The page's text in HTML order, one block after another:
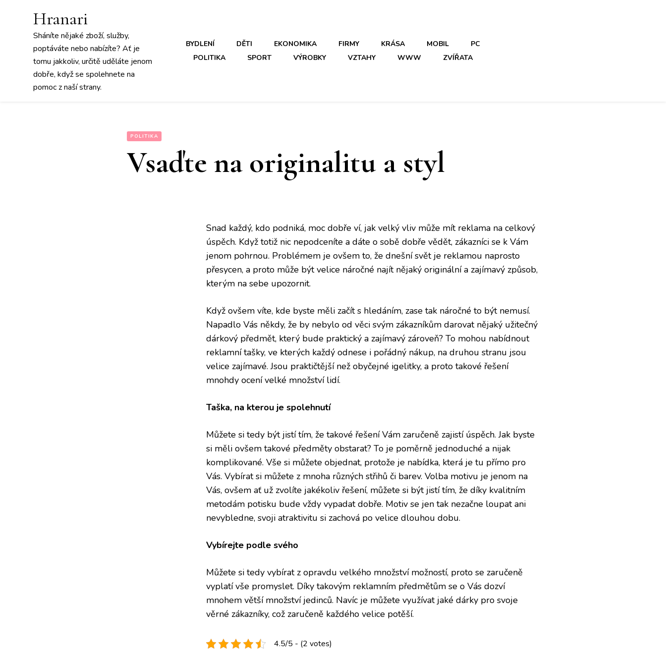
Hranari
Sháníte nějaké zboží, služby,
poptáváte nebo nabízíte? Ať je
tomu jakkoliv, určitě uděláte jenom
dobře, když se spolehnete na
pomoc z naší strany.
BYDLENÍ DĚTI EKONOMIKA FIRMY KRÁSA MOBIL
PC
POLITIKA
SPORT VÝROBKY VZTAHY WWW ZVÍŘATA
POLITIKA
Vsaďte na originalitu a styl
Snad každý, kdo podniká, moc dobře ví, jak velký vliv může mít reklama na celkový
úspěch. Když totiž nic nepodceníte a dáte o sobě dobře vědět, zákazníci se k Vám
jenom pohrnou. Problémem je ovšem to, že dnešní svět je reklamou naprosto
přesycen, a proto může být velice náročné najít nějaký originální a zajímavý způsob,
kterým na sebe upozornit.
Když ovšem víte, kde byste měli začít s hledáním, zase tak náročné to být nemusí.
Napadlo Vás někdy, že by nebylo od věci svým zákazníkům darovat nějaký užitečný
dárkový předmět, který bude praktický a zajímavý zároveň? To mohou nabídnout
reklamní tašky, ve kterých každý odnese i pořádný nákup, na druhou stranu jsou
velice zajímavé. Jsou praktičtější než obyčejné igelitky, a proto takové řešení
mnohdy ocení velké množství lidí.
Taška, na kterou je spolehnutí
Můžete si tedy být jistí tím, že takové řešení Vám zaručeně zajistí úspěch. Jak byste
si měli ovšem takové předměty obstarat? To je poměrně jednoduché a nijak
komplikované. Vše si můžete objednat, protože je nabídka, která je tu přímo pro
Vás. Vybírat si můžete z mnoha různých střihů či barev. Volba motivu je jenom na
Vás, ovšem ať už zvolíte jakékoliv řešení, můžete si být jistí tím, že díky kvalitním
metodám potisku bude vždy vypadat dobře. Motiv se jen tak nezačne loupat ani
nevybledne, svoji atraktivitu si zachová po velice dlouhou dobu.
Vybírejte podle svého
Můžete si tedy vybírat z opravdu velkého množství možností, proto se zaručeně
vyplatí vše promyslet. Díky takovým reklamním předmětům se o Vás dozví
mnohem větší množství jedinců. Navíc je můžete využívat jaké dárky pro svoje
věrné zákazníky, což zaručeně každého velice potěší.
4.5/5 - (2 votes)